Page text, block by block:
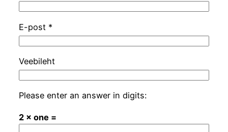
E-post *
Veebileht
Please enter an answer in digits:
2 × one =